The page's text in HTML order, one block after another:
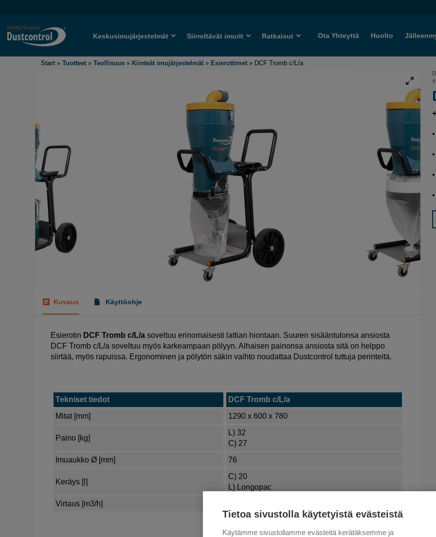
Keskusimujärjestelmät Siirreltävät imurit Ratkaisut Ota Yhteyttä Huolto
Start » Tuotteet » Teollisuus » Kiinteät imujärjestelmät » Esierottimet » DCF Tromb c/L/a
Kuvaus Käyttöohje
Esierotin DCF Tromb c/L/a soveltuu erinomaisesti lattian hiontaan. Suuren sisääntulonsa ansiosta
DCF Tromb c/L/a soveltuu myös karkeampaan pölyyn. Alhaisen painonsa ansiosta sitä on helppo
siirtää, myös rapuissa. Ergonominen ja pölytön säkin vaihto noudattaa Dustcontrol tuttuja perinteitä.
Tekniset tiedot
DCF Tromb c/L/a
Mitat [mm]
1290 x 600 x 780
Paino [kg]
L) 32
C) 27
Imuaukko Ø [mm]
76
Keräys [l]
C) 20
L) Longopac
Virtaus [m3/h]
Tietoa sivustolla käytetyistä evästeistä
Käytämme sivustollamme evästeitä kerätäksemme ja